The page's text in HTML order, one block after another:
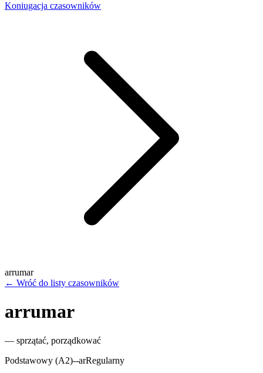
Koniugacja czasowników
arrumar
← Wróć do listy czasowników
arrumar
— sprzątać, porządkować
Podstawowy (A2)--arRegularny